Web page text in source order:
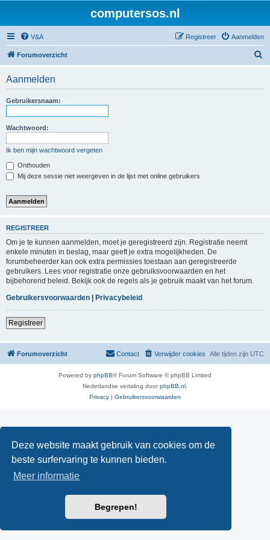
Deze website maakt gebruik van cookies om de
beste surfervaring te kunnen bieden.
Meer informatie
Begrepen!
computersos.nl
V&A Aanmelden
Registreer
Forumoverzicht
Aanmelden
Gebruikersnaam:
Wachtwoord:
Ik ben mijn wachtwoord vergeten
Onthouden
Mij deze sessie niet weergeven in de lijst met online gebruikers
REGISTREER
Om je te kunnen aanmelden, moet je geregistreerd zijn. Registratie neemt
enkele minuten in beslag, maar geeft je extra mogelijkheden. De
forumbeheerder kan ook extra permissies toestaan aan geregistreerde
gebruikers. Lees voor registratie onze gebruiksvoorwaarden en het
bijbehorend beleid. Bekijk ook de regels als je gebruik maakt van het forum.
Gebruikersvoorwaarden | Privacybeleid
Registreer
Forumoverzicht Alle tijden zijn UTC
Verwijder cookies
Contact
Powered by phpBB® Forum Software © phpBB Limited
Nederlandse vertaling doorphpBB.nl
Privacy | Gebruikersvoorwaarden